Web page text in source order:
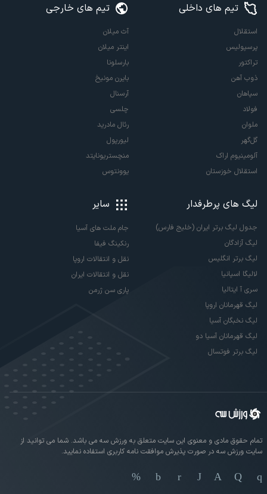
تیم های داخلی
استقلال
پرسپولیس
تراکتور
ذوب آهن
سپاهان
فولاد
ملوان
گل‌گهر
آلومینیوم اراک
استقلال خوزستان
تیم های خارجی
آث میلان
اینتر میلان
بارسلونا
بایرن مونیخ
آرسنال
چلسی
رئال مادرید
لیورپول
منچستریونایتد
یوونتوس
لیگ های پرطرفدار
جدول لیگ برتر ایران (خلیج فارس)
لیگ آزادگان
لیگ برتر انگلیس
لالیگا اسپانیا
سری آ ایتالیا
لیگ قهرمانان اروپا
لیگ نخبگان آسیا
لیگ قهرمانان آسیا دو
لیگ برتر فوتسال
سایر
جام ملت های آسیا
رنکینگ فیفا
نقل و انتقالات اروپا
نقل و انتقالات ایران
پاری سن ژرمن
تمام حقوق مادی و معنوی این سایت متعلق به ورزش سه می باشد. شما می توانید از
سایت ورزش سه در صورت پذیرش موافقت نامه کاربری استفاده نمایید.